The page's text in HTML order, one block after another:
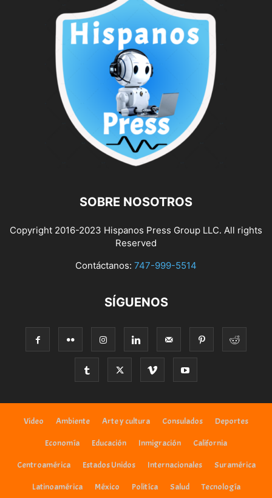
SOBRE NOSOTROS
Copyright 2016-2023 Hispanos Press Group LLC. All rights
Reserved
Contáctanos: 747-999-5514
SÍGUENOS
Video Ambiente Arte y cultura Consulados Deportes
Economía Educación Inmigración California
Centroamérica Estados Unidos Internacionales Suramérica
Latinoamérica México Politíca Salud Tecnología